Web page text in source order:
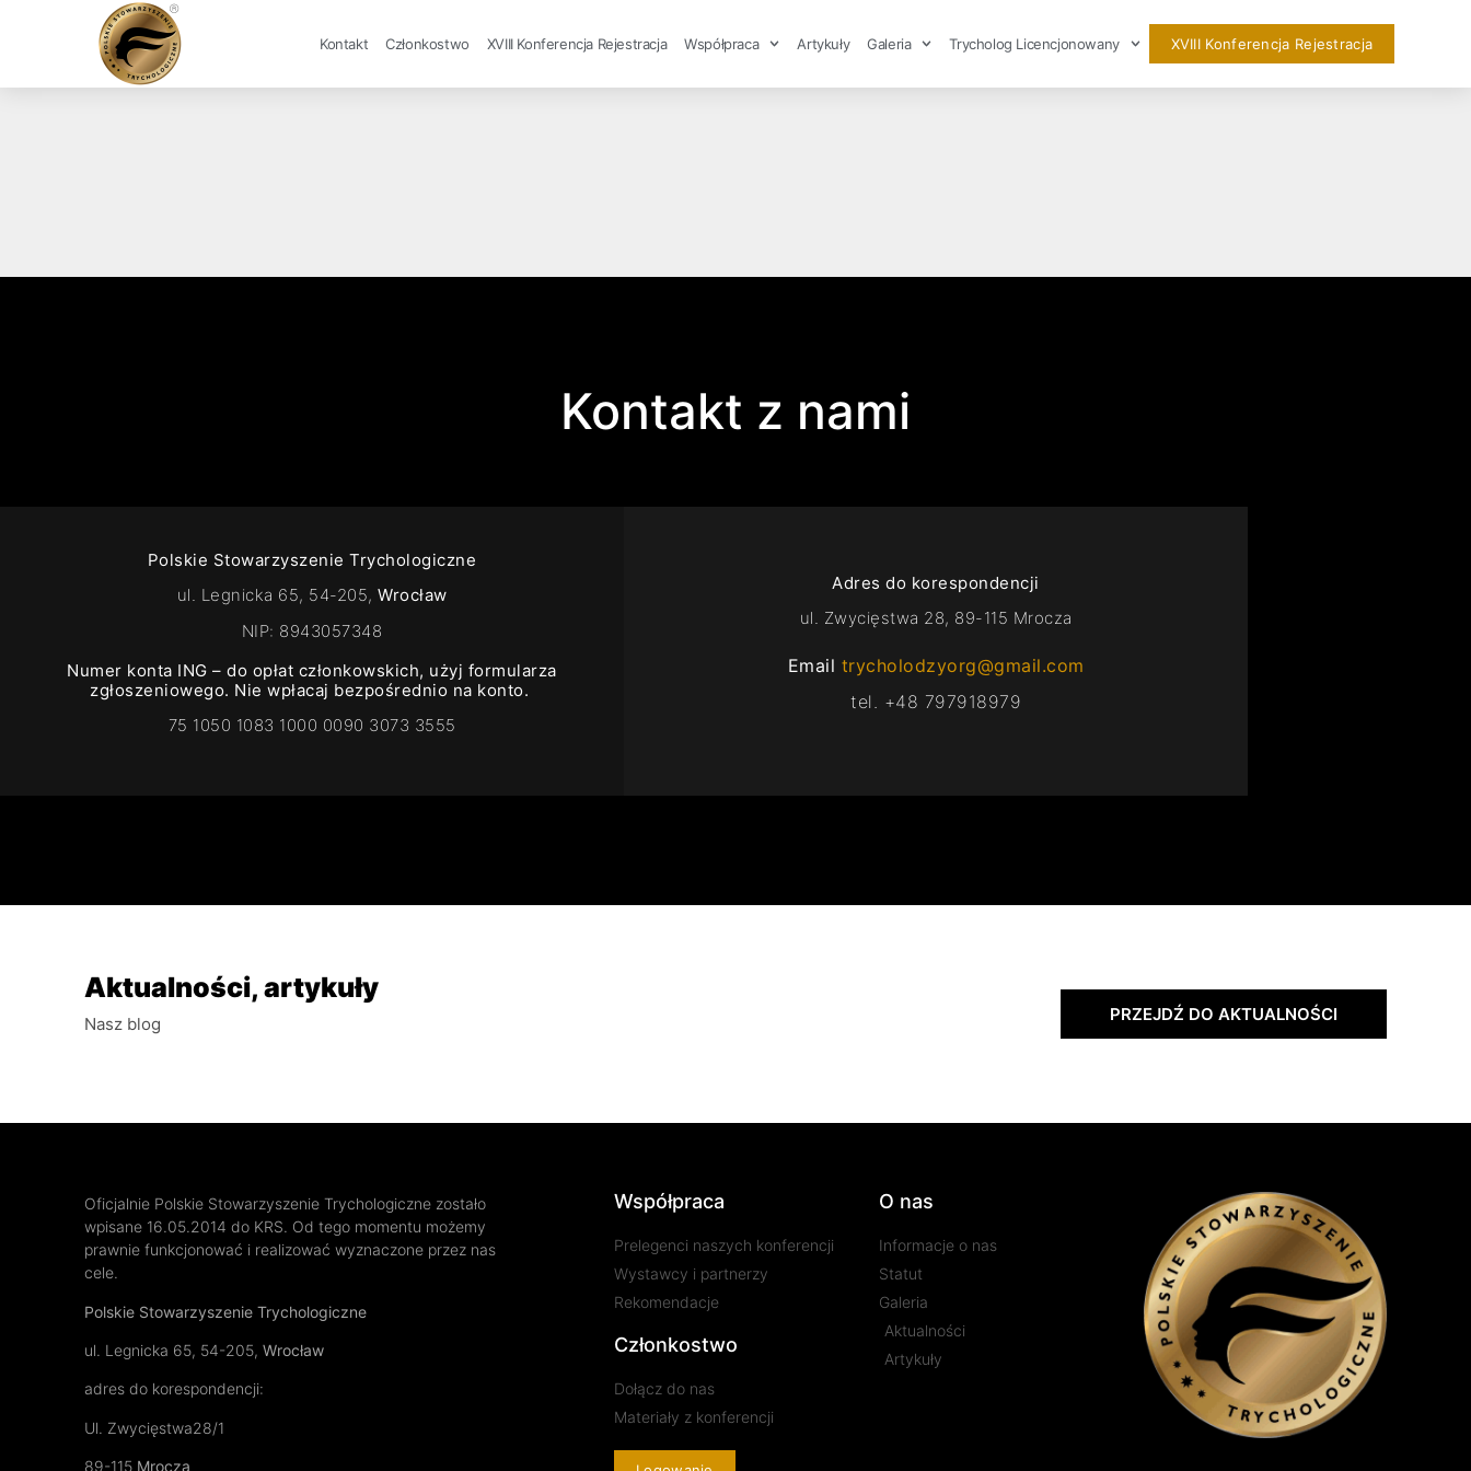
Kontakt Członkostwo XVIII Konferencja Rejestracja Współpraca Artykuły Galeria Trycholog Licencjonowany XVIII Konferencja Rejestracja
Kontakt z nami
Polskie Stowarzyszenie Trychologiczne
ul. Legnicka 65, 54-205, Wrocław
NIP: 8943057348
Numer konta ING – do opłat członkowskich, użyj formularza
zgłoszeniowego. Nie wpłacaj bezpośrednio na konto.
75 1050 1083 1000 0090 3073 3555
Adres do korespondencji
ul. Zwycięstwa 28, 89-115 Mrocza
Email trycholodzyorg@gmail.com
tel. +48 797918979
Aktualności, artykuły
Nasz blog
PRZEJDŹ DO AKTUALNOŚCI
Oficjalnie Polskie Stowarzyszenie Trychologiczne zostało
wpisane 16.05.2014 do KRS. Od tego momentu możemy
prawnie funkcjonować i realizować wyznaczone przez nas
cele.
Polskie Stowarzyszenie Trychologiczne
ul. Legnicka 65, 54-205,Wrocław
adres do korespondencji:
Ul. Zwycięstwa28/1
89-115 Mrocza
Współpraca
Prelegenci naszych konferencji
Wystawcy i partnerzy
Rekomendacje
Członkostwo
Dołącz do nas
Materiały z konferencji
O nas
Informacje o nas
Statut
Galeria
Aktualności
Artykuły